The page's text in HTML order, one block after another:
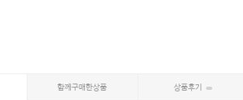
함께구매한상품 상품후기